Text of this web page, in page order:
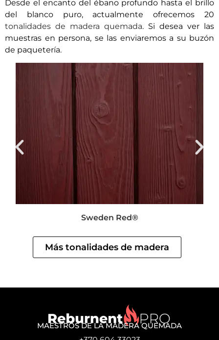
Desde el encanto del ébano profundo hasta el brillo
del blanco puro, actualmente ofrecemos 20
tonalidades de madera quemada. Si desea ver las
muestras en persona, se las enviaremos a su buzón
de paquetería.
Sweden Red®
Más tonalidades de madera
MAESTROS DE LA MADERA QUEMADA